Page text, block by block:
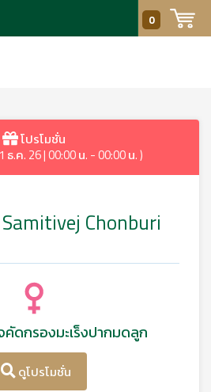
0
โปรโมชั่น
ธ.ค. 26 | 00:00 น. - 00:00 น. )
Chonburi
คัดกรองมะเร็งปากมดลูก
ดูโปรโมชั่น